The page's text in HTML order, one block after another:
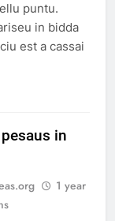
puntu.
in bidda
est a cassai
in
1 year